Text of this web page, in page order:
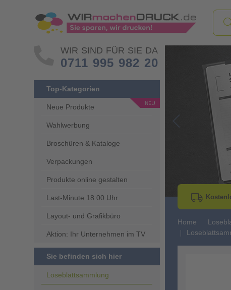
WIR SIND FÜR SIE DA
0711 995 982 20
Top-Kategorien
Neue Produkte
Wahlwerbung
Broschüren & Kataloge
Verpackungen
Produkte online gestalten
Last-Minute 18:00 Uhr
Layout- und Grafikbüro
Aktion: Ihr Unternehmen im TV
Sie befinden sich hier
Loseblattsammlung
Go to Previous
Home